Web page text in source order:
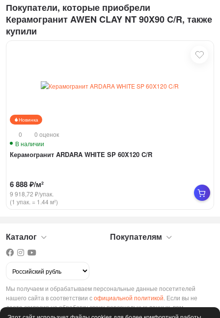
Покупатели, которые приобрели
Керамогранит AWEN CLAY NT 90X90 C/R, также
купили
Новинка
0
0 оценок
В наличии
Керамогранит ARDARA WHITE SP 60X120 C/R
6 888 ₽/м²
9 918,72 ₽/упак.
(1 упак. = 1.44 м²)
Каталог Покупателям
Мы получаем и обрабатываем персональные данные посетителей
нашего сайта в соответствии софициальной политикой. Если вы не
даете согласия на обработку своих персональных данных, вам
необходимо покинуть наш сайт.